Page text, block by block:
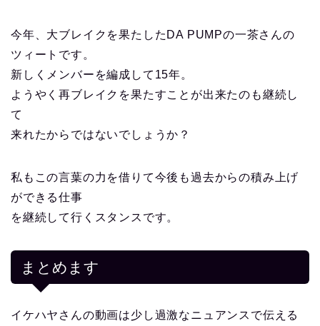
今年、大ブレイクを果たしたDA PUMPの一茶さんの
ツィートです。
新しくメンバーを編成して15年。
ようやく再ブレイクを果たすことが出来たのも継続し
て
来れたからではないでしょうか？
私もこの言葉の力を借りて今後も過去からの積み上げ
ができる仕事
を継続して行くスタンスです。
まとめます
イケハヤさんの動画は少し過激なニュアンスで伝える